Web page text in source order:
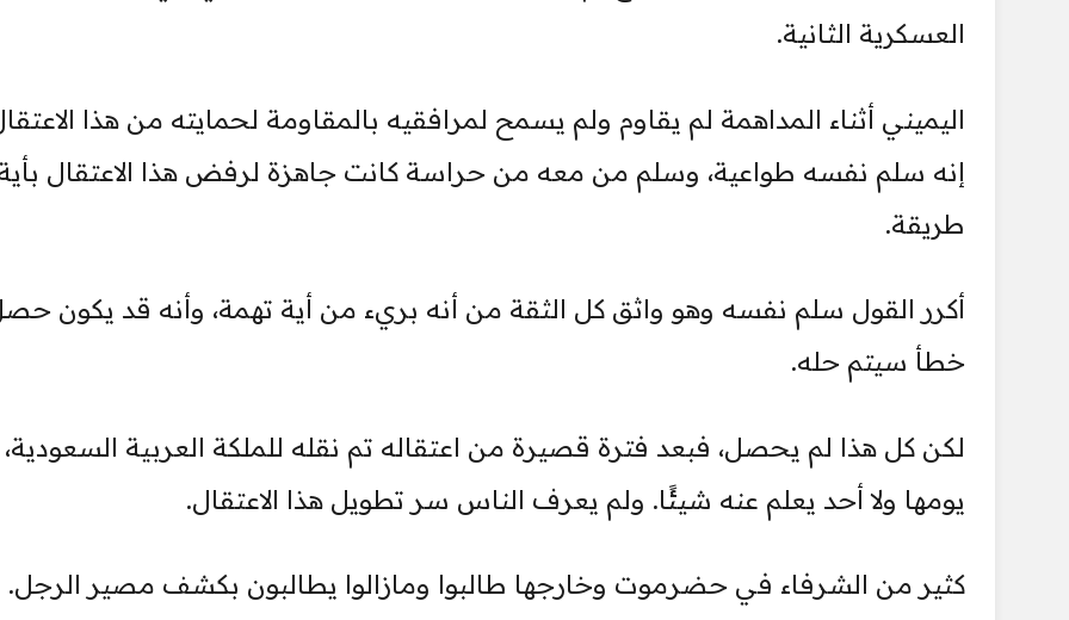
العسكرية الثانية.
اليميني أثناء المداهمة لم يقاوم ولم يسمح لمرافقيه بالمقاومة لحمايته من هذا
إنه سلم نفسه طواعية، وسلم من معه من حراسة كانت جاهزة لرفض هذا الاعتقال
طريقة.
أكرر القول سلم نفسه وهو واثق كل الثقة من أنه بريء من أية تهمة، وأنه قد يكون
خطأ سيتم حله.
لكن كل هذا لم يحصل، فبعد فترة قصيرة من اعتقاله تم نقله للملكة العربية
يومها ولا أحد يعلم عنه شيئًا. ولم يعرف الناس سر تطويل هذا الاعتقال.
كثير من الشرفاء في حضرموت وخارجها طالبوا ومازالوا يطالبون بكشف مصير الرجل.